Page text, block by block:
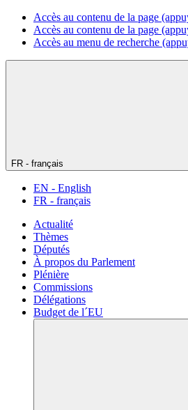
Accès au contenu de la page
Accès au contenu de la page
Accès au menu de recherche
FR - français
EN - English
FR - français
Actualité
Thèmes
Députés
À propos du Parlement
Plénière
Commissions
Délégations
Budget de l´EU